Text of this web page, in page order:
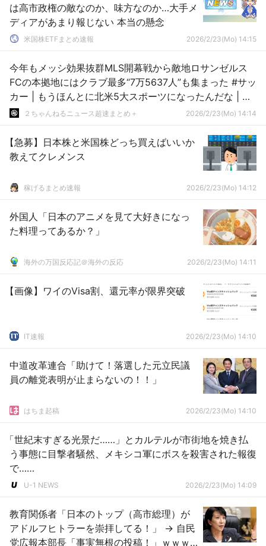
は高市政権の敵なのか、味方なのか…大手メ
ディアがあまり報じない 本当の懸念
米国株ETFまとめ速報 2026/2/23(Mo) 14:15
今年もメッシ効果抜群MLS開幕戦から敵地ロサンゼルス
FCの本拠地にはクラブ最多“7万5637人”も集まった #サッ
カー | もうほんとに北米5大スポーツになったんだな | Ｍ
ＬＳ決勝視聴者数
２ちゃんねるニュース超速まとめ＋ 2026/2/23(Mo) 14:14
【急募】日本株と米国株どっち買えばいいか
教えてクレメンス
稼げるまとめ速報 2026/2/23(Mo) 14:12
外国人「日本のアニメを見て大好きになっ
た料理ってあるか？」
海外の万国反応記＠海外の反応 2026/2/23(Mo) 14:11
【画像】ワイのVisa割、還元率が限界突破
IT速報 2026/2/23(Mo) 14:10
中道改革連合「助けて！落選した元立民議
員の離党表明が止まらないの！！」
はちま起稿 2026/2/23(Mo) 14:10
「世紀末すぎる光景だ……」とカルテルが市街地を焼き払
う事態に目撃者騒然、メキシコ軍にボスを殺害された報復
で……
U-1 NEWS 2026/2/23(Mo) 14:09
教育関係者「日本のトップ（高市総理）が
アドルフヒトラーを崇拝してる！」 → 自民
党広報本部長「事実無根の投稿！」ｗｗｗ